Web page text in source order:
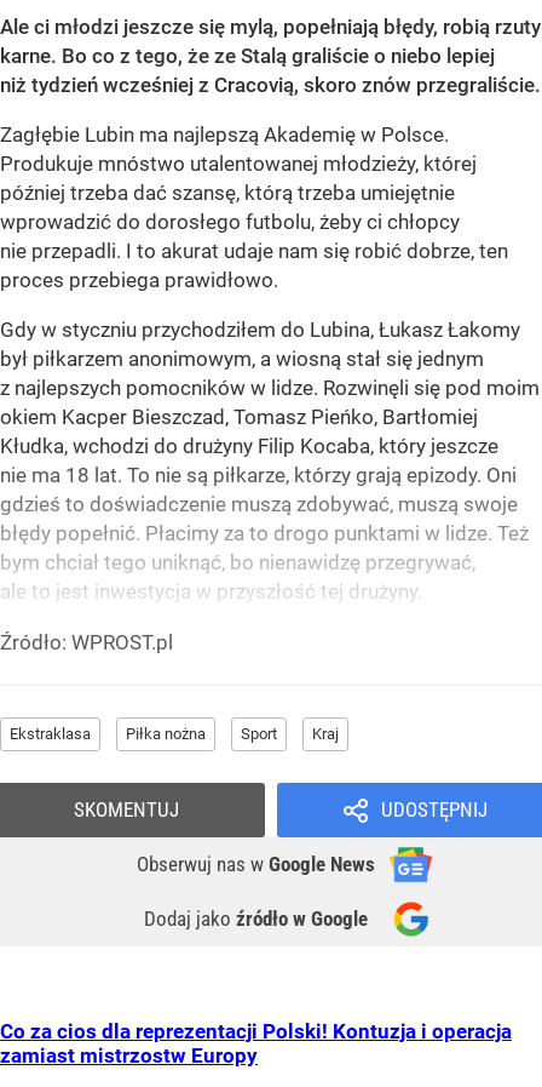
Ale ci młodzi jeszcze się mylą, popełniają błędy, robią rzuty
karne. Bo co z tego, że ze Stalą graliście o niebo lepiej
niż tydzień wcześniej z Cracovią, skoro znów przegraliście.
Zagłębie Lubin ma najlepszą Akademię w Polsce.
Produkuje mnóstwo utalentowanej młodzieży, której
później trzeba dać szansę, którą trzeba umiejętnie
wprowadzić do dorosłego futbolu, żeby ci chłopcy
nie przepadli. I to akurat udaje nam się robić dobrze, ten
proces przebiega prawidłowo.
Gdy w styczniu przychodziłem do Lubina, Łukasz Łakomy
był piłkarzem anonimowym, a wiosną stał się jednym
z najlepszych pomocników w lidze. Rozwinęli się pod moim
okiem Kacper Bieszczad, Tomasz Pieńko, Bartłomiej
Kłudka, wchodzi do drużyny Filip Kocaba, który jeszcze
nie ma 18 lat. To nie są piłkarze, którzy grają epizody. Oni
gdzieś to doświadczenie muszą zdobywać, muszą swoje
błędy popełnić. Płacimy za to drogo punktami w lidze. Też
bym chciał tego uniknąć, bo nienawidzę przegrywać,
ale to jest inwestycja w przyszłość tej drużyny.
Źródło: WPROST.pl
Ekstraklasa Piłka nożna Sport Kraj
UDOSTĘPNIJ
Obserwuj nas w Google News
Dodaj jako źródło w Google
SKOMENTUJ
Co za cios dla reprezentacji Polski! Kontuzja i operacja
zamiast mistrzostw Europy